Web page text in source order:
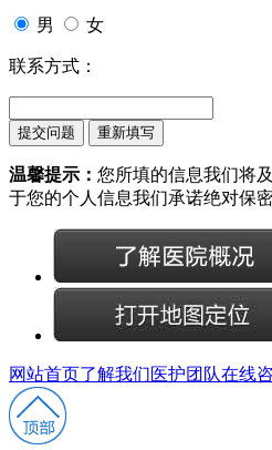
男 女
联系方式：
温馨提示： 您所填的信息我们将
于您的个人信息我们承诺绝对保
网站首页了解我们医护团队在线